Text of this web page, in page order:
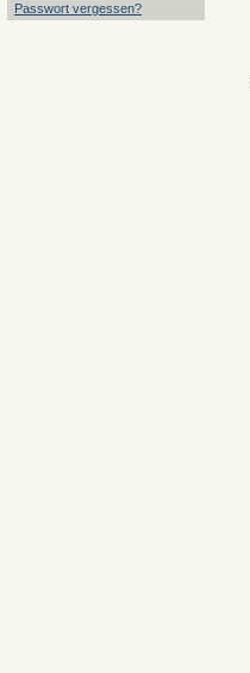
Passwort vergessen?